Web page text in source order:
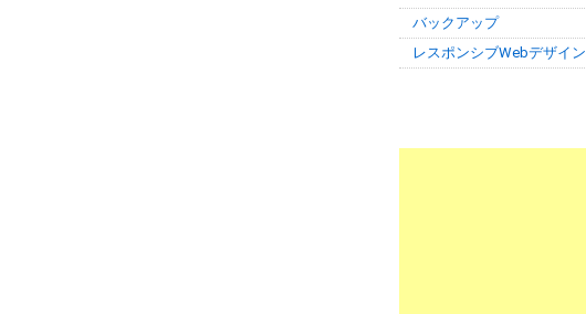
バックアップ
レスポンシブWebデザイン